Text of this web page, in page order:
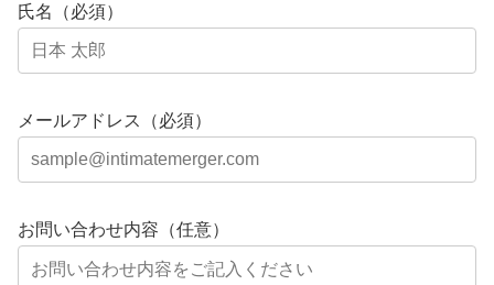
氏名（必須）
メールアドレス（必須）
お問い合わせ内容（任意）